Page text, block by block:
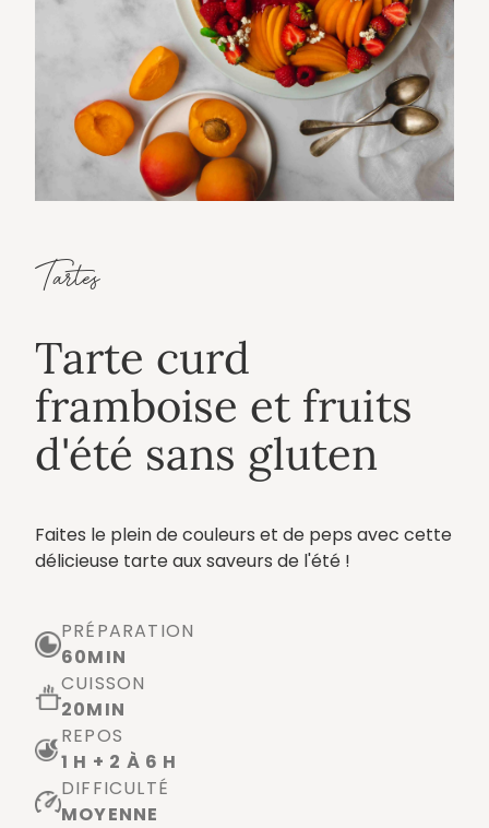
Tartes
Tarte curd
framboise et fruits
d'été sans gluten
Faites le plein de couleurs et de peps avec cette
délicieuse tarte aux saveurs de l'été !
PRÉPARATION
60MIN
CUISSON
20MIN
REPOS
1 H + 2 À 6 H
DIFFICULTÉ
MOYENNE